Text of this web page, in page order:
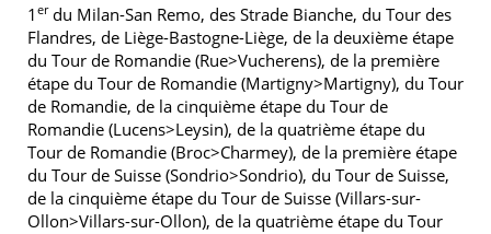
1 erdu Milan-San Remo, des Strade Bianche, du Tour des
Flandres, de Liège-Bastogne-Liège, de la deuxième étape
du Tour de Romandie (Rue>Vucherens), de la première
étape du Tour de Romandie (Martigny>Martigny), du Tour
de Romandie, de la cinquième étape du Tour de
Romandie (Lucens>Leysin), de la quatrième étape du
Tour de Romandie (Broc>Charmey), de la première étape
du Tour de Suisse (Sondrio>Sondrio), du Tour de Suisse,
de la cinquième étape du Tour de Suisse (Villars-sur-
Ollon>Villars-sur-Ollon), de la quatrième étape du Tour